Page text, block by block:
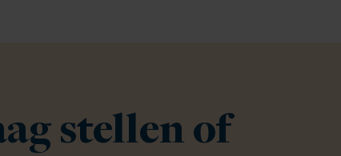
stellen of